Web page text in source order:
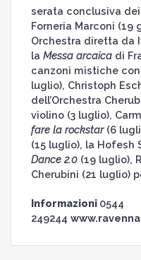
serata conclusiva
Forneria Marconi (19
Orchestra diretta da
la Messa arcaicadi
canzoni mistiche
luglio), Christoph
dell’Orchestra
violino (3 luglio),
fare la rockstar(6
(15 luglio), la Hofesh
Dance 2.0(19 luglio),
Cherubini (21 luglio)
Informazioni 0544
249244